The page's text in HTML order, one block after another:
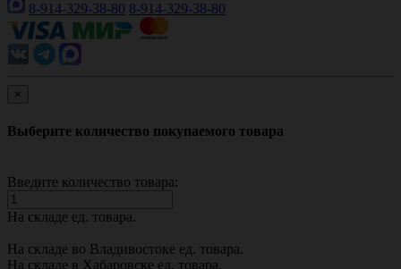
8-914-329-38-80 8-914-329-38-80
×
Выберите количество покупаемого товара
Введите количество товара:
На складе ед. товара.
На складе во Владивостоке ед. товара.
На складе в Хабаровске ед. товара.